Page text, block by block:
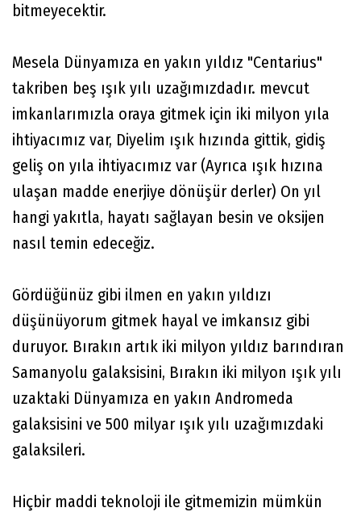
bitmeyecektir.
Mesela Dünyamıza en yakın yıldız "Centarius"
takriben beş ışık yılı uzağımızdadır. mevcut
imkanlarımızla oraya gitmek için iki milyon yıla
ihtiyacımız var, Diyelim ışık hızında gittik, gidiş
geliş on yıla ihtiyacımız var (Ayrıca ışık hızına
ulaşan madde enerjiye dönüşür derler) On yıl
hangi yakıtla, hayatı sağlayan besin ve oksijen
nasıl temin edeceğiz.
Gördüğünüz gibi ilmen en yakın yıldızı
düşünüyorum gitmek hayal ve imkansız gibi
duruyor. Bırakın artık iki milyon yıldız barındıran
Samanyolu galaksisini, Bırakın iki milyon ışık yılı
uzaktaki Dünyamıza en yakın Andromeda
galaksisini ve 500 milyar ışık yılı uzağımızdaki
galaksileri.
Hiçbir maddi teknoloji ile gitmemizin mümkün